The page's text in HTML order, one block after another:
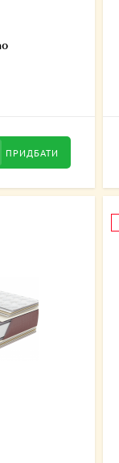
ПРИДБАТИ